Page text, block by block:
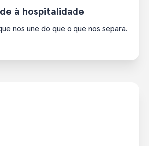
à hospitalidade
nos une do que o que nos separa.